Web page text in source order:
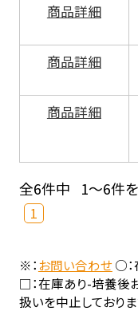
商品詳細
商品詳細
商品詳細
全6件中 1～6件
1
※：お問い合わせ○：
□：在庫あり-培養後
扱いを中止しており